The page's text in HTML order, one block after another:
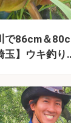
で86cm＆
玉】ウキ釣り